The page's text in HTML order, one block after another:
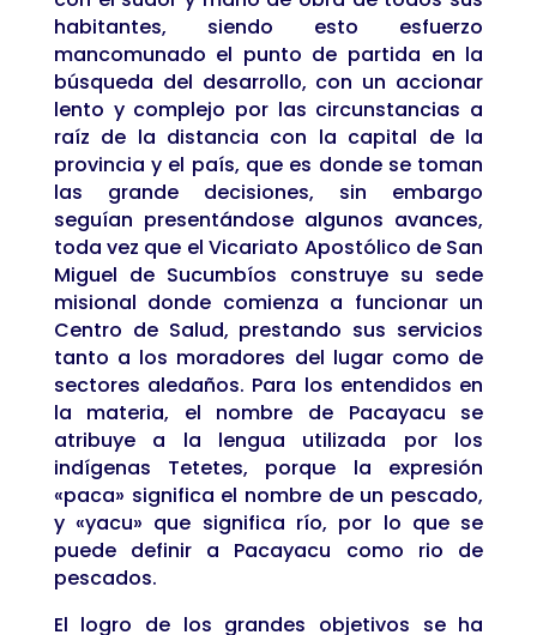
habitantes, siendo esto esfuerzo
mancomunado el punto de partida en la
búsqueda del desarrollo, con un accionar
lento y complejo por las circunstancias a
raíz de la distancia con la capital de la
provincia y el país, que es donde se toman
las grande decisiones, sin embargo
seguían presentándose algunos avances,
toda vez que el Vicariato Apostólico de San
Miguel de Sucumbíos construye su sede
misional donde comienza a funcionar un
Centro de Salud, prestando sus servicios
tanto a los moradores del lugar como de
sectores aledaños. Para los entendidos en
la materia, el nombre de Pacayacu se
atribuye a la lengua utilizada por los
indígenas Tetetes, porque la expresión
«paca» significa el nombre de un pescado,
y «yacu» que significa río, por lo que se
puede definir a Pacayacu como rio de
pescados.
El logro de los grandes objetivos se ha